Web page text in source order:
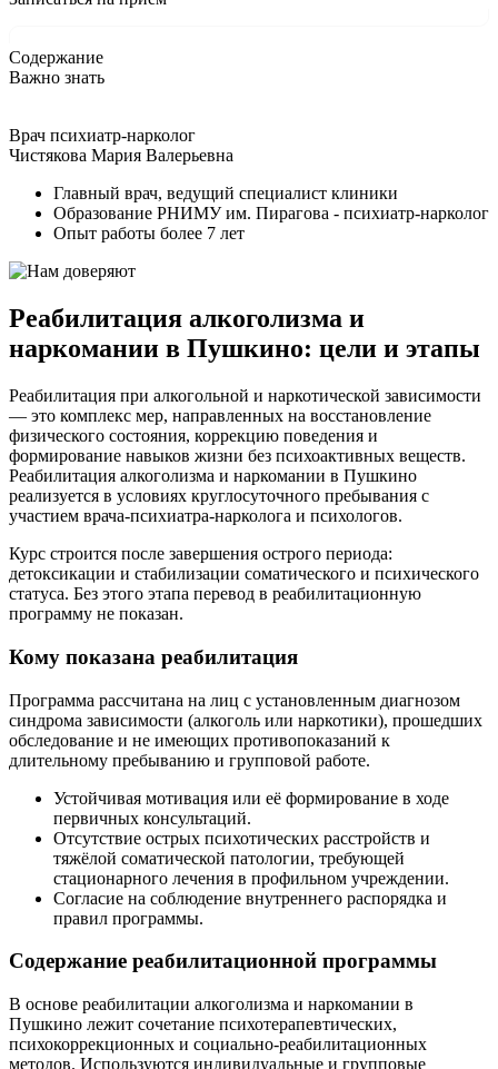
Содержание
Важно знать
Врач психиатр-нарколог
Чистякова Мария Валерьевна
Главный врач, ведущий специалист клиники
Образование РНИМУ им. Пирагова - психиатр-нарколог
Опыт работы более 7 лет
Реабилитация алкоголизма и
наркомании в Пушкино: цели и этапы
Реабилитация при алкогольной и наркотической зависимости
— это комплекс мер, направленных на восстановление
физического состояния, коррекцию поведения и
формирование навыков жизни без психоактивных веществ.
Реабилитация алкоголизма и наркомании в Пушкино
реализуется в условиях круглосуточного пребывания с
участием врача-психиатра-нарколога и психологов.
Курс строится после завершения острого периода:
детоксикации и стабилизации соматического и психического
статуса. Без этого этапа перевод в реабилитационную
программу не показан.
Кому показана реабилитация
Программа рассчитана на лиц с установленным диагнозом
синдрома зависимости (алкоголь или наркотики), прошедших
обследование и не имеющих противопоказаний к
длительному пребыванию и групповой работе.
Устойчивая мотивация или её формирование в ходе
первичных консультаций.
Отсутствие острых психотических расстройств и
тяжёлой соматической патологии, требующей
стационарного лечения в профильном учреждении.
Согласие на соблюдение внутреннего распорядка и
правил программы.
Содержание реабилитационной программы
В основе реабилитации алкоголизма и наркомании в
Пушкино лежит сочетание психотерапевтических,
психокоррекционных и социально-реабилитационных
методов. Используются индивидуальные и групповые